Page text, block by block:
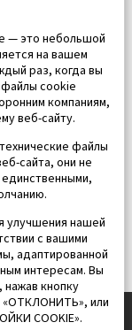
— это небольшой
на вашем
раз, когда вы
cookie
компаниям,
веб-сайту.
файлы
сайта, они не
улучшения нашей
с вашими
адаптированной
интересам. Вы
кнопку
«ОТКЛОНИТЬ», или
COOKIE».